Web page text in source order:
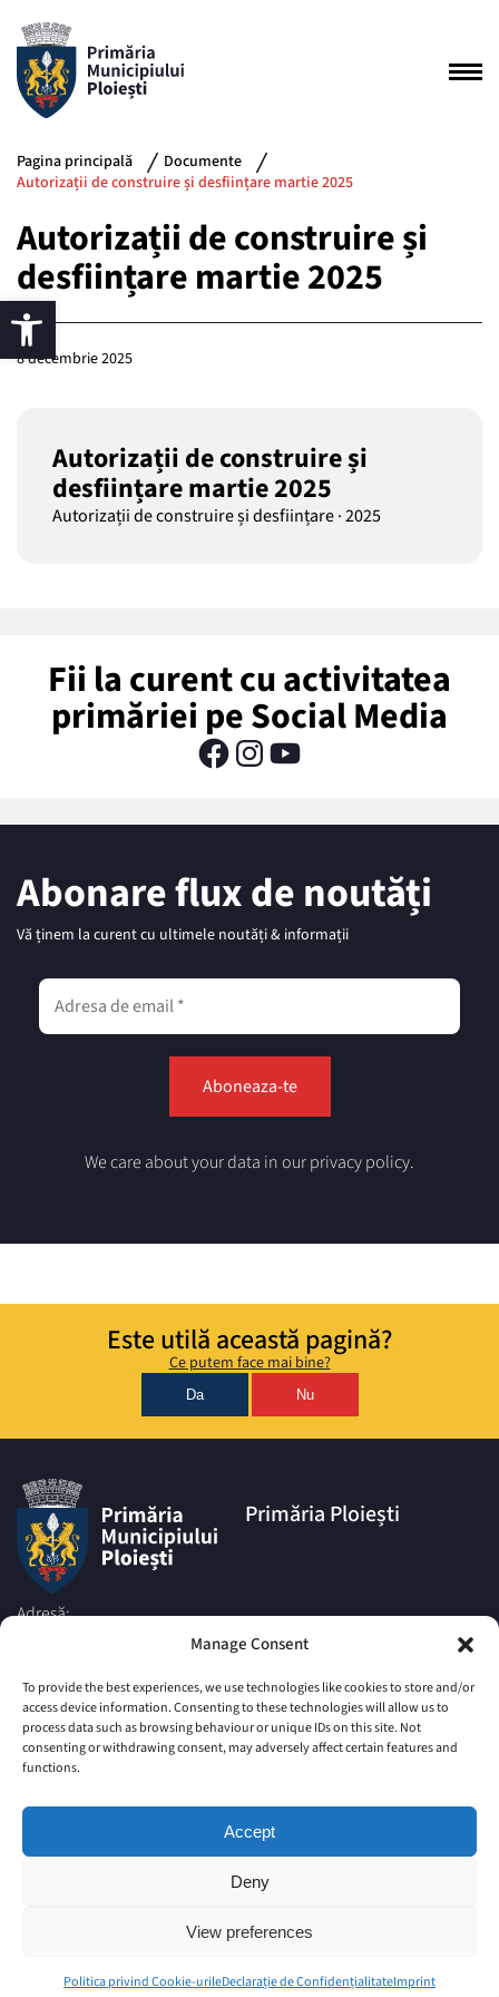
Manage Consent
To provide the best experiences, we use technologies like cookies to store and/or
access device information. Consenting to these technologies will allow us to
process data such as browsing behaviour or unique IDs on this site. Not
consenting or withdrawing consent, may adversely affect certain features and
functions.
Accept
Deny
View preferences
Politica privind Cookie-urileDeclarație de ConfidențialitateImprint
Pagina principală
Documente
Autorizații de construire și desființare martie 2025
Autorizații de construire și
desființare martie 2025
8 decembrie 2025
Autorizații de construire și
desființare martie 2025
Autorizații de construire și desființare·2025
Fii la curent cu activitatea
primăriei pe Social Media
Abonare flux de noutăți
Vă ținem la curent cu ultimele noutăți & informații
We care about your data in our privacy policy.
Este utilă această pagină?
Ce putem face mai bine?
Da Nu
Adresă:
Ploiesti, Judetul Prahova, cod
Telefon:
+4 0244 516 699|+4 0244 595
063
+4 0244 984
Email:
Primăria Ploiești
© Primăria Municipiului Ploiesti
Politica privind Cookie-urile